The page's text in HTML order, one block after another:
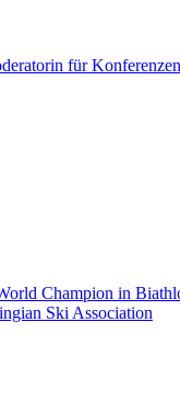
für
Champion in
Ski Association